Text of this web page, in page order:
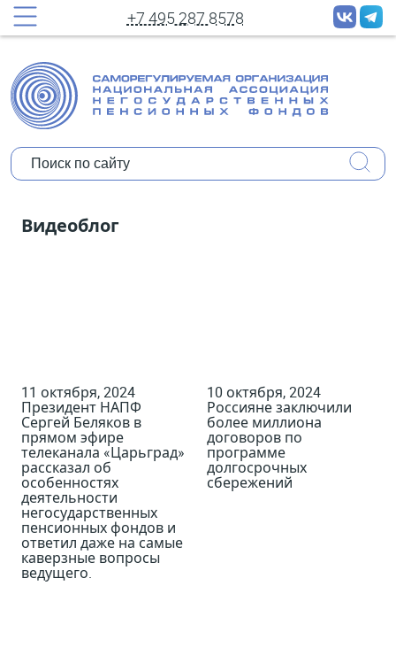
+7 495 287 8578
принудительных рассылок новостей
Полное имя:
Организация:
Уполномочены ли Вы представлять
мнение организации?
Видеоблог
11 октября, 2024
Президент НАПФ
Сергей Беляков в
прямом эфире
телеканала «Царьград»
рассказал об
особенностях
деятельности
негосударственных
пенсионных фондов и
ответил даже на самые
каверзные вопросы
ведущего.
10 октября, 2024
Россияне заключили
более миллиона
договоров по
программе
долгосрочных
сбережений